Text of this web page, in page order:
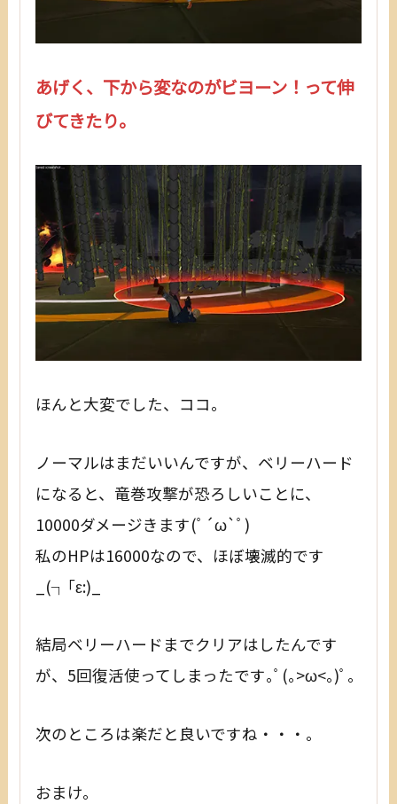
あげく、下から変なのがビヨーン！って伸
びてきたり。
ほんと大変でした、ココ。
ノーマルはまだいいんですが、ベリーハード
になると、竜巻攻撃が恐ろしいことに、
10000ダメージきます(ﾟ´ω`ﾟ)
私のHPは16000なので、ほぼ壊滅的です
_(┐｢ε:)_
結局ベリーハードまでクリアはしたんです
が、5回復活使ってしまったです｡ﾟ(｡>ω<｡)ﾟ｡
次のところは楽だと良いですね・・・。
おまけ。